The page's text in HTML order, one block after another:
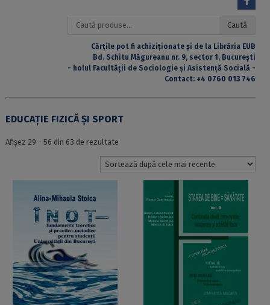
Caută
Caută
Cărțile pot fi achiziționate și de la Librăria EUB
Bd. Schitu Măgureanu nr. 9, sector 1, București
- holul Facultății de Sociologie și Asistență Socială -
Contact: +4 0760 013 746
EDUCAȚIE FIZICĂ ȘI SPORT
Afișez 29 - 56 din 63 de rezultateSortat
cele